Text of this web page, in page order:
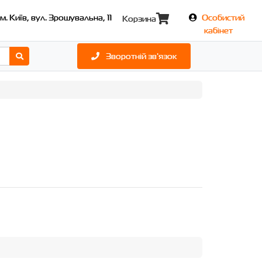
м. Київ, вул. Зрошувальна, 11 Корзина
Особистий
кабінет
Зворотній зв'язок